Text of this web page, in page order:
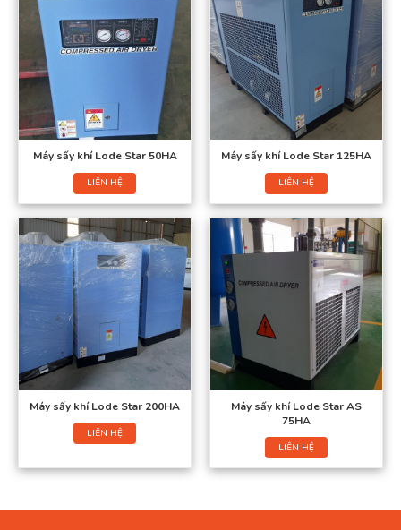
Máy sấy khí Lode Star 50HA
LIÊN HỆ
Máy sấy khí Lode Star 125HA
LIÊN HỆ
Máy sấy khí Lode Star 200HA
LIÊN HỆ
Máy sấy khí Lode Star AS
75HA
LIÊN HỆ